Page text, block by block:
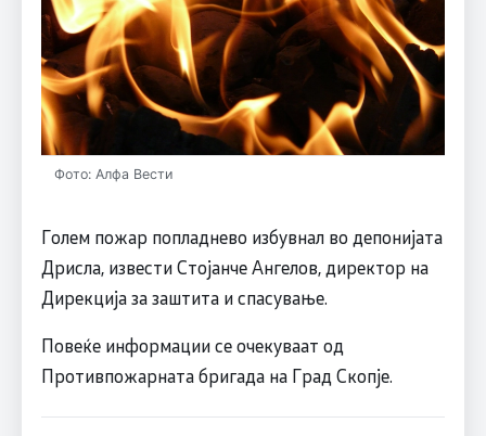
Фото: Алфа Вести
Голем пожар попладнево избувнал во депонијата
Дрисла, извести Стојанче Ангелов, директор на
Дирекција за заштита и спасување.
Повеќе информации се очекуваат од
Противпожарната бригада на Град Скопје.